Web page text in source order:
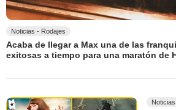
Noticias - Rodajes
Acaba de llegar a Max una de las
exitosas a tiempo para una maratón de